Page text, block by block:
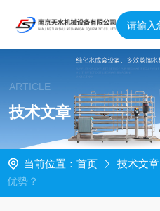
ARTICLE
技术文章
当前位置： 首页 技术文章
优势？